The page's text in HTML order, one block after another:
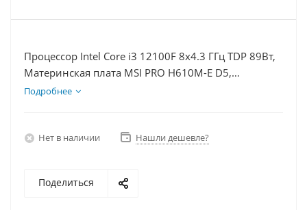
Процессор Intel Core i3 12100F 8x4.3 ГГц TDP 89Вт,
Материнская плата MSI PRO H610M-E D5,
Видеокарта RTX 3050 6Гб, Память DDR5 64Gb,
Подробнее
Нет в наличии Нашли дешевле?
Поделиться